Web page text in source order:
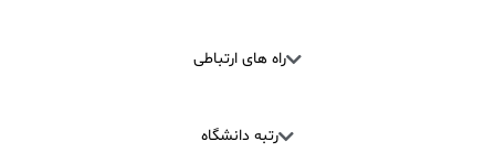
راه های ارتباطی
رتبه دانشگاه